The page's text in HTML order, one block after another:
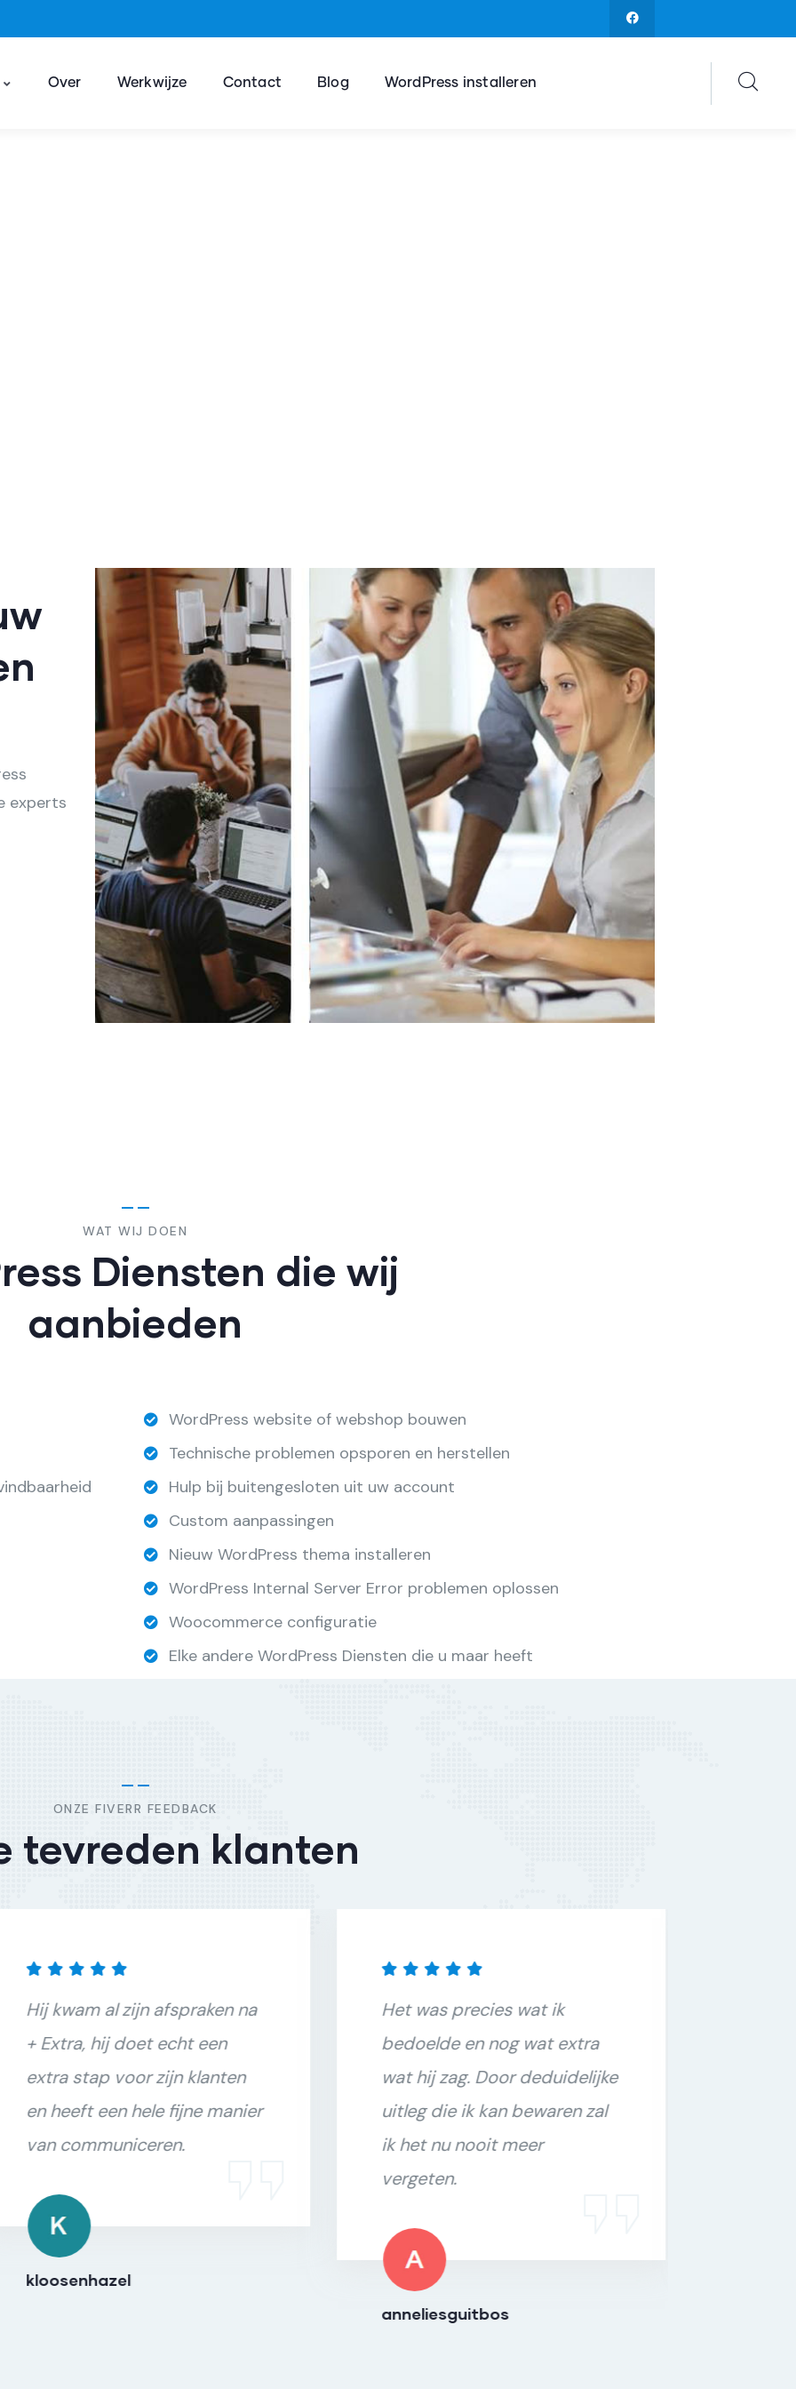
Over Werkwijze Contact Blog WordPress installeren
experts
WAT WIJ DOEN
Diensten die wij
aanbieden
WordPress website of webshop bouwen
Technische problemen opsporen en herstellen
Hulp bij buitengesloten uit uw account
Custom aanpassingen
Nieuw WordPress thema installeren
WordPress Internal Server Error problemen oplossen
Woocommerce configuratie
Elke andere WordPress Diensten die u maar heeft
ONZE FIVERR FEEDBACK
tevreden klanten
Hij kwam al zijn afspraken na
+ Extra, hij doet echt een
extra stap voor zijn klanten
en heeft een hele fijne manier
van communiceren.
kloosenhazel
Het was precies wat ik
bedoelde en nog wat extra
wat hij zag. Door deduidelijke
uitleg die ik kan bewaren zal
ik het nu nooit meer
vergeten.
anneliesguitbos